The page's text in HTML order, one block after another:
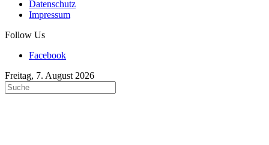
Datenschutz
Impressum
Follow Us
Facebook
Freitag, 7. August 2026